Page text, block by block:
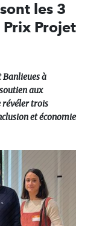
les 3
Projet
Banlieues à
aux
révéler trois
et économie